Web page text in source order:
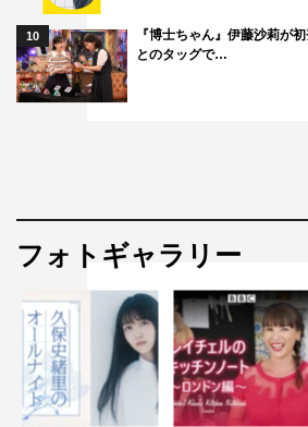
千鳥 博多華丸・大吉
齊藤京子
10
『博士ちゃん』伊藤沙莉が
とのタッグで…
フォトギャラリー